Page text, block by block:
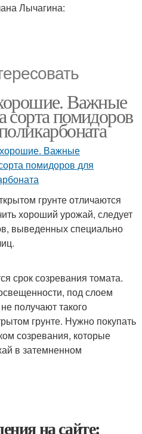
Лычагина:
Важные
сорта помидоров
грунте отличаются
хороший урожай, следует
выведенных специально
срок созревания томата.
под слоем
получают такого
грунте. Нужно покупать
созревания, которые
в затемненном
на сайте: